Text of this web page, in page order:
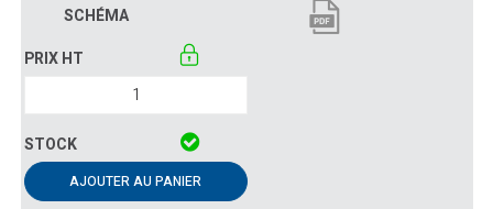
AJOUTER AU PANIER